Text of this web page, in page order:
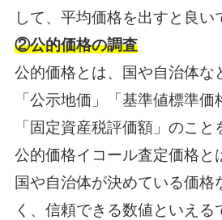
して、平均価格を出すと良い
②公的価格の調査
公的価格とは、国や自治体な
「公示地価」「基準値標準価
「固定資産税評価額」のこと
公的価格イコール査定価格と
国や自治体が決めている価格
く、信頼できる数値といえる